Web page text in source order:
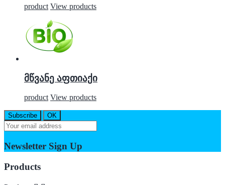
product View products
მწვანე აფთიაქი
product View products
Newsletter Sign Up
Products